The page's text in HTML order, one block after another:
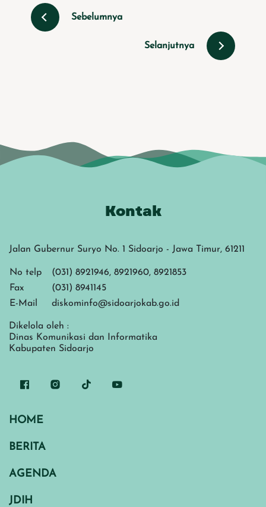
Sebelumnya
Selanjutnya
Kontak
Jalan Gubernur Suryo No. 1 Sidoarjo - Jawa Timur, 61211
No telp
(031) 8921946, 8921960, 8921853
Fax
(031) 8941145
E-Mail
diskominfo@sidoarjokab.go.id
Dikelola oleh :
Dinas Komunikasi dan Informatika
Kabupaten Sidoarjo
HOME
BERITA
AGENDA
JDIH